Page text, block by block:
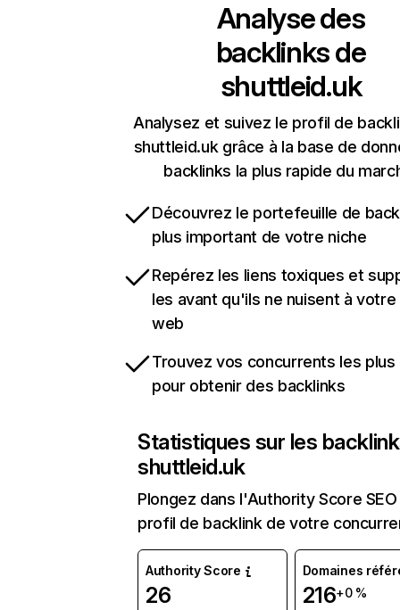
Analyse des
backlinks de
shuttleid.uk
Analysez et suivez le profil de
shuttleid.uk grâce à la base de
backlinks la plus rapide du
Découvrez le portefeuille de
plus important de votre niche
Repérez les liens toxiques et
les avant qu'ils ne nuisent à
web
Trouvez vos concurrents les
pour obtenir des backlinks
Statistiques sur les
shuttleid.uk
Plongez dans l'Authority Score
profil de backlink de votre
Authority Score
26
Domaines
216+0 %